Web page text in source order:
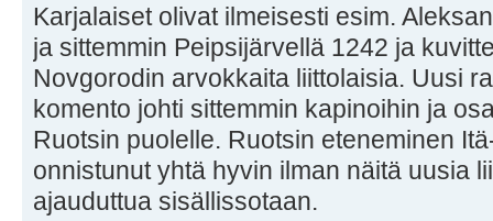
Karjalaiset olivat ilmeisesti esim.
ja sittemmin Peipsijärvellä 1242 ja
Novgorodin arvokkaita liittolaisia. Uusi
komento johti sittemmin kapinoihin ja
Ruotsin puolelle. Ruotsin eteneminen
onnistunut yhtä hyvin ilman näitä uusia
ajauduttua sisällissotaan.